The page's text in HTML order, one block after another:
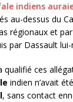
indiens
au-dessus du
régionaux et
par Dassault
qualifié ces
indien n’avait
, sans contact